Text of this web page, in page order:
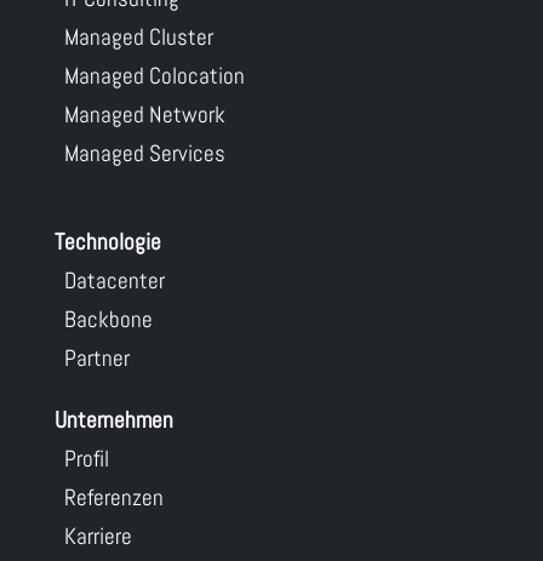
Managed Cluster
Managed Colocation
Managed Network
Managed Services
Technologie
Datacenter
Backbone
Partner
Unternehmen
Profil
Referenzen
Karriere